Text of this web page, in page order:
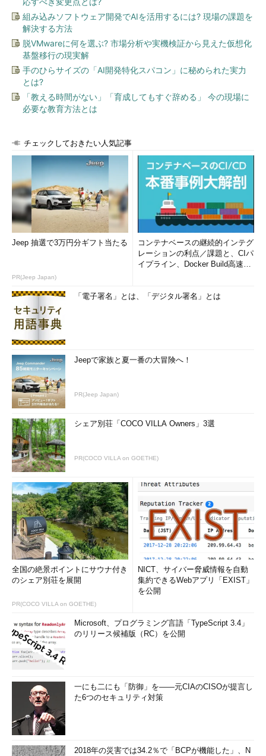
組み込みソフトウェア開発でAIを活用するには? 現場の課題を
解決する方法
脱VMwareに何を選ぶ? 市場分析や実機検証から見えた仮想化
基盤移行の現実解
手のひらサイズの「AI開発特化スパコン」に秘められた実力
とは?
「教える時間がない」「育成してもすぐ辞める」 今の現場に
必要な教育方法とは
チェックしておきたい人気記事
Jeep 抽選で3万円分ギフト当たる
PR(Jeep Japan)
コンテナベースの継続的インテグ
レーションの利点／課題と、CIパ
イプライン、Docker Build高速化
「電子署名」とは、「デジタル署名」とは
Jeepで家族と夏一番の大冒険へ！
PR(Jeep Japan)
シェア別荘「COCO VILLA Owners」3選
PR(COCO VILLA on GOETHE)
全国の絶景ポイントにサウナ付き
のシェア別荘を展開
PR(COCO VILLA on GOETHE)
NICT、サイバー脅威情報を自動
集約できるWebアプリ「EXIST」
を公開
Microsoft、プログラミング言語「TypeScript 3.4」
のリリース候補版（RC）を公開
一にも二にも「防御」を――元CIAのCISOが提言し
た6つのセキュリティ対策
2018年の災害では34.2％で「BCPが機能した」、N